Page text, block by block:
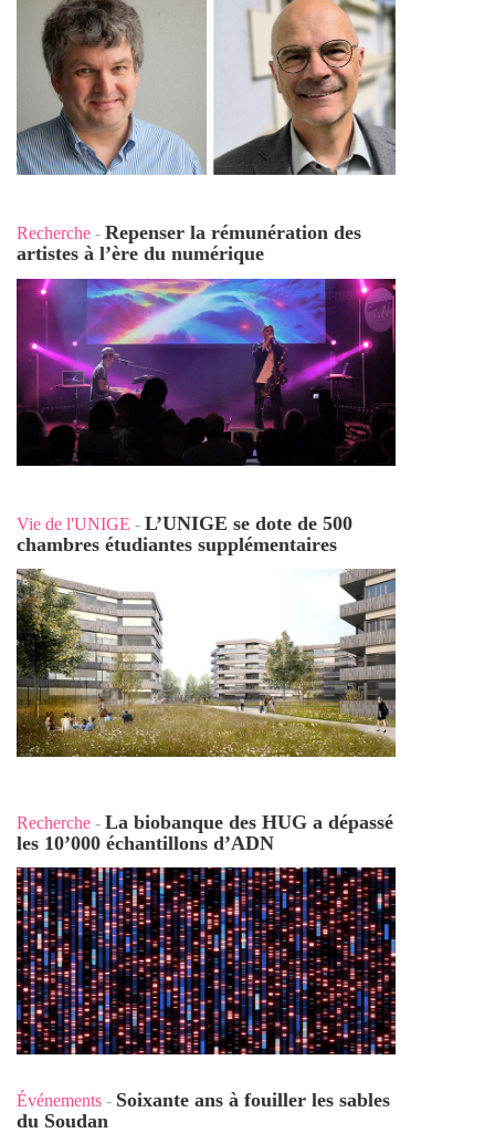
Recherche - Repenser la rémunération des
artistes à l’ère du numérique
Vie de l'UNIGE - L’UNIGE se dote de 500
chambres étudiantes supplémentaires
Recherche - La biobanque des HUG a dépassé
les 10’000 échantillons d’ADN
Événements - Soixante ans à fouiller les sables
du Soudan